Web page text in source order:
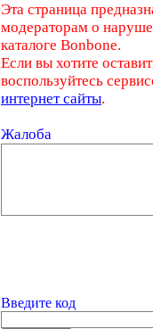
Эта страница
модераторам о
каталоге Bonbone.
Если вы хотите
воспользуйтесь
интернет сайты.
Жалоба
Введите код